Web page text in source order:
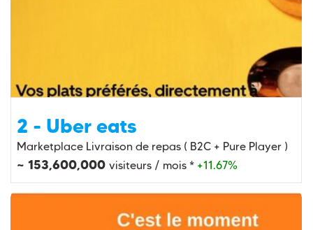
2 - Uber eats
Marketplace Livraison de repas ( B2C + Pure Player )
~ 153,600,000 visiteurs / mois * +11.67%